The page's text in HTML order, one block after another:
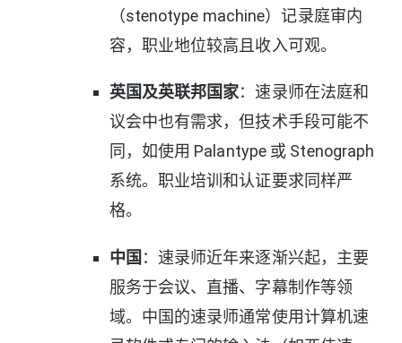
（stenotype machine）记录庭审内
容，职业地位较高且收入可观。
英国及英联邦国家：速录师在法庭和
议会中也有需求，但技术手段可能不
同，如使用 Palantype 或 Stenograph
系统。职业培训和认证要求同样严
格。
中国 ：速录师近年来逐渐兴起，主要
服务于会议、直播、字幕制作等领
域。中国的速录师通常使用计算机速